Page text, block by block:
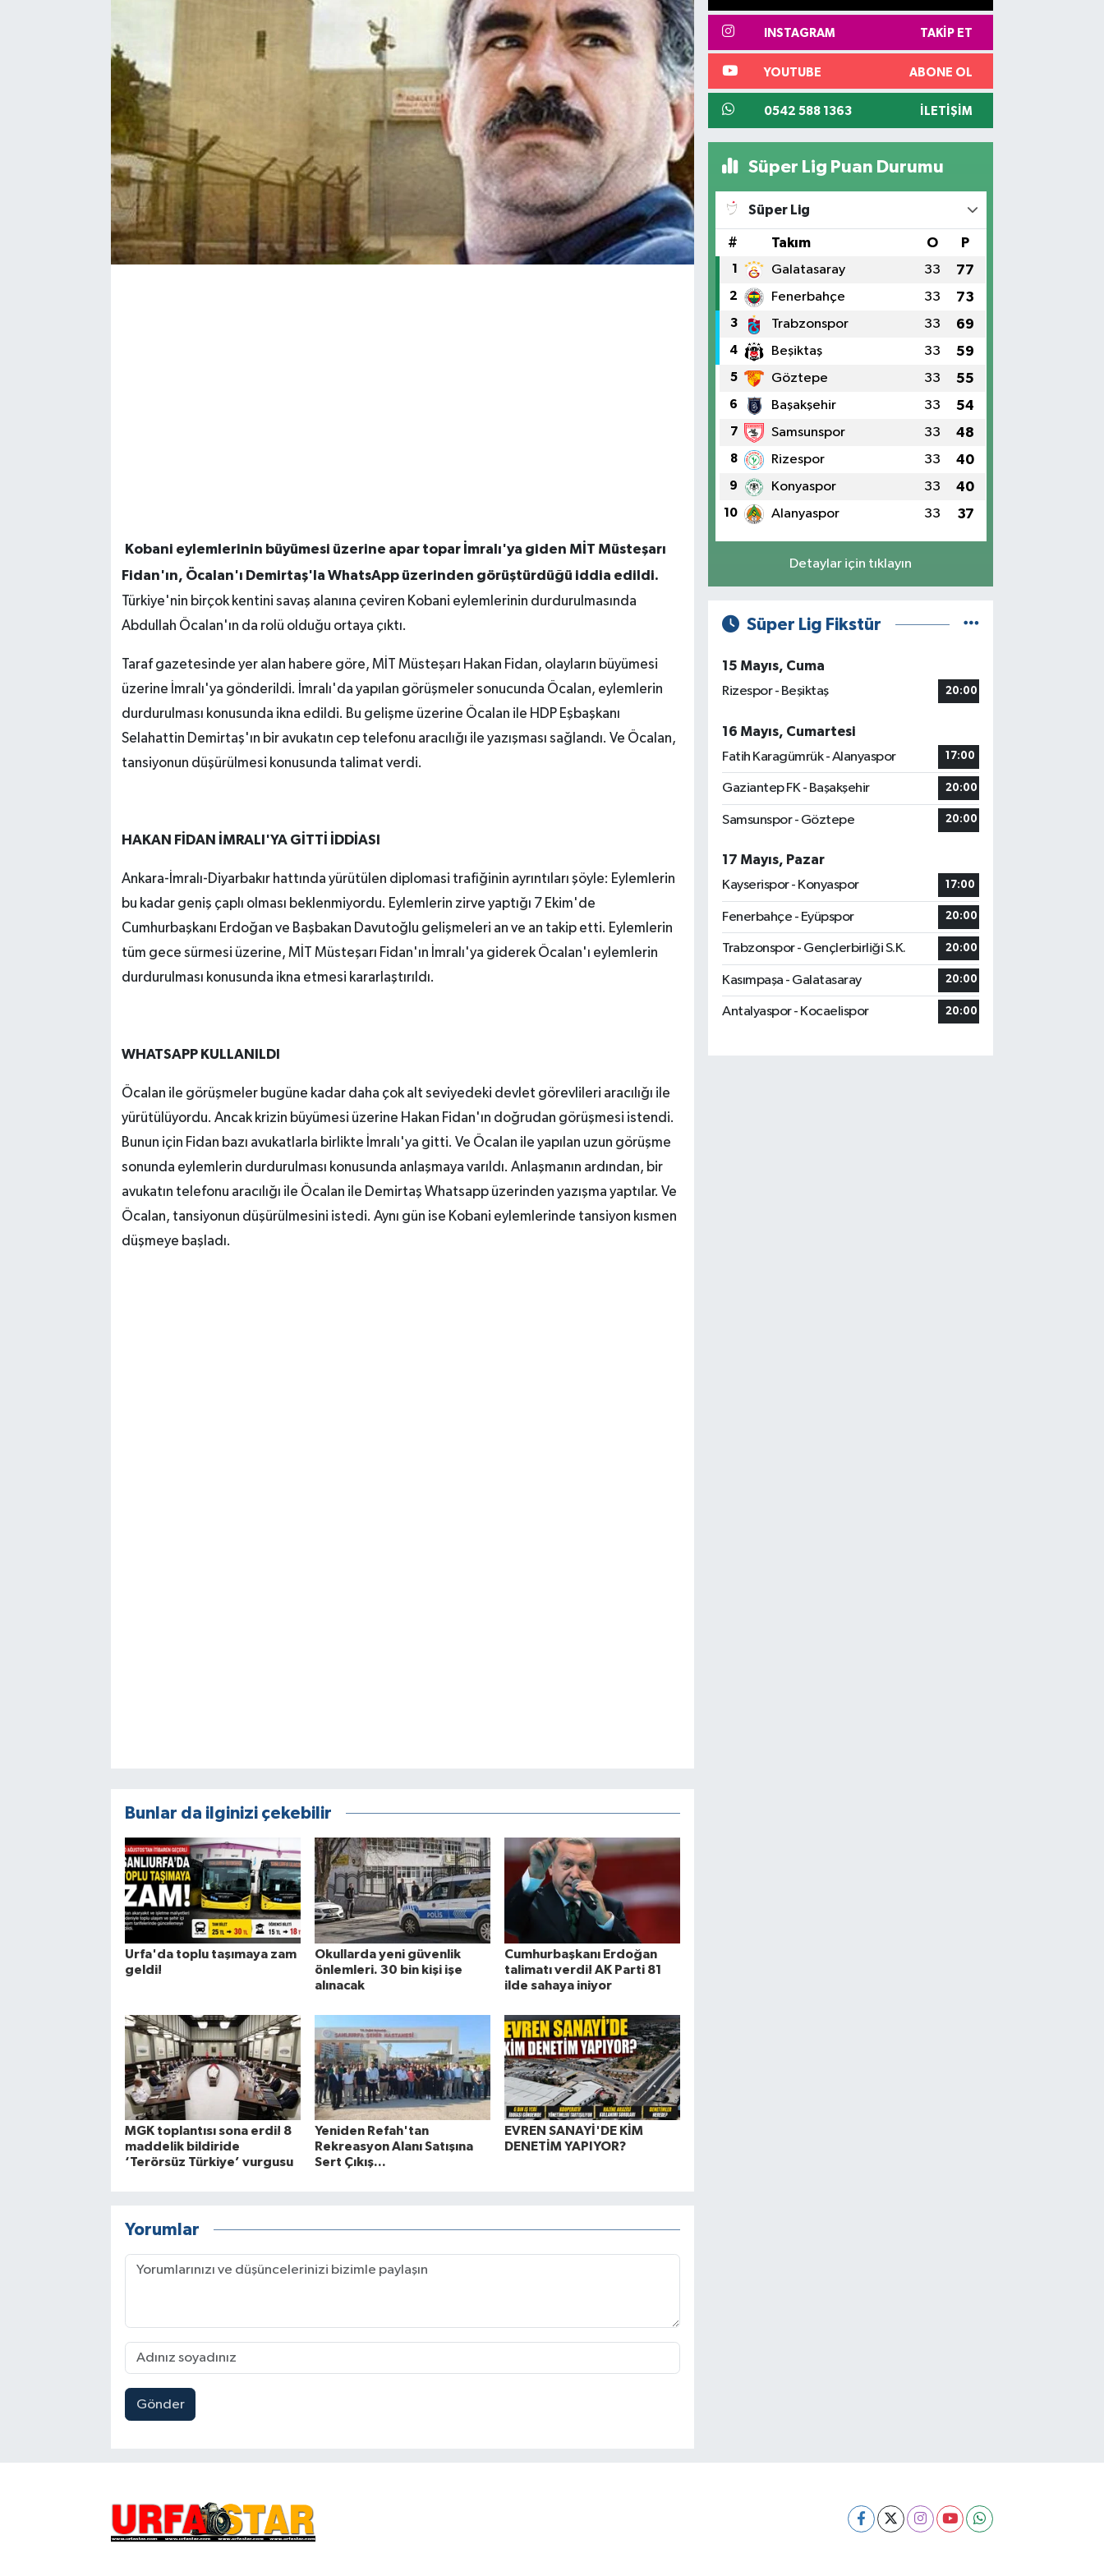
Kobani eylemlerinin büyümesi üzerine apar topar İmralı'ya giden MİT Müsteşarı
Fidan'ın, Öcalan'ı Demirtaş'la WhatsApp üzerinden görüştürdüğü iddia edildi.
Türkiye'nin birçok kentini savaş alanına çeviren Kobani eylemlerinin durdurulmasında
Abdullah Öcalan'ın da rolü olduğu ortaya çıktı.
Taraf gazetesinde yer alan habere göre, MİT Müsteşarı Hakan Fidan, olayların büyümesi
üzerine İmralı'ya gönderildi. İmralı'da yapılan görüşmeler sonucunda Öcalan, eylemlerin
durdurulması konusunda ikna edildi. Bu gelişme üzerine Öcalan ile HDP Eşbaşkanı
Selahattin Demirtaş'ın bir avukatın cep telefonu aracılığı ile yazışması sağlandı. Ve Öcalan,
tansiyonun düşürülmesi konusunda talimat verdi.
HAKAN FİDAN İMRALI'YA GİTTİ İDDİASI
Ankara-İmralı-Diyarbakır hattında yürütülen diplomasi trafiğinin ayrıntıları şöyle: Eylemlerin
bu kadar geniş çaplı olması beklenmiyordu. Eylemlerin zirve yaptığı 7 Ekim'de
Cumhurbaşkanı Erdoğan ve Başbakan Davutoğlu gelişmeleri an ve an takip etti. Eylemlerin
tüm gece sürmesi üzerine, MİT Müsteşarı Fidan'ın İmralı'ya giderek Öcalan'ı eylemlerin
durdurulması konusunda ikna etmesi kararlaştırıldı.
WHATSAPP KULLANILDI
Öcalan ile görüşmeler bugüne kadar daha çok alt seviyedeki devlet görevlileri aracılığı ile
yürütülüyordu. Ancak krizin büyümesi üzerine Hakan Fidan'ın doğrudan görüşmesi istendi.
Bunun için Fidan bazı avukatlarla birlikte İmralı'ya gitti. Ve Öcalan ile yapılan uzun görüşme
sonunda eylemlerin durdurulması konusunda anlaşmaya varıldı. Anlaşmanın ardından, bir
avukatın telefonu aracılığı ile Öcalan ile Demirtaş Whatsapp üzerinden yazışma yaptılar. Ve
Öcalan, tansiyonun düşürülmesini istedi. Aynı gün ise Kobani eylemlerinde tansiyon kısmen
düşmeye başladı.
Bunlar da ilginizi çekebilir
Urfa'da toplu taşımaya zam
geldi!
Okullarda yeni güvenlik
önlemleri. 30 bin kişi işe
alınacak
Cumhurbaşkanı Erdoğan
talimatı verdi! AK Parti 81
ilde sahaya iniyor
MGK toplantısı sona erdi! 8
maddelik bildiride
‘Terörsüz Türkiye’ vurgusu
Yeniden Refah'tan
Rekreasyon Alanı Satışına
Sert Çıkış...
EVREN SANAYİ'DE KİM
DENETİM YAPIYOR?
Yorumlar
Gönder
INSTAGRAM TAKIP ET
YOUTUBE ABONE OL
0542 588 1363 İLETIŞIM
Süper Lig Puan Durumu
Süper Lig
# Takım O P
1 Galatasaray 33 77
2 Fenerbahçe 33 73
3 Trabzonspor 33 69
4 Beşiktaş 33 59
5 Göztepe 33 55
6 Başakşehir 33 54
7 Samsunspor 33 48
8 Rizespor 33 40
9 Konyaspor 33 40
10 Alanyaspor 33 37
Detaylar için tıklayın
Süper Lig Fikstür
15 Mayıs, Cuma
Rizespor - Beşiktaş
20:00
16 Mayıs, Cumartesi
Fatih Karagümrük - Alanyaspor
17:00
Gaziantep FK - Başakşehir 20:00
Samsunspor - Göztepe 20:00
17 Mayıs, Pazar
Kayserispor - Konyaspor
17:00
Fenerbahçe - Eyüpspor 20:00
Trabzonspor - Gençlerbirliği S.K. 20:00
Kasımpaşa - Galatasaray 20:00
Antalyaspor - Kocaelispor 20:00